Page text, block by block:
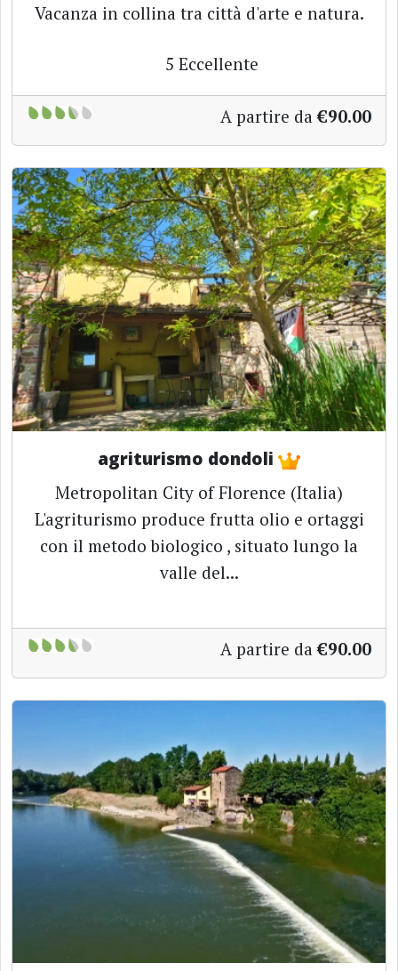
Vacanza in collina tra città d'arte e natura.
5 Eccellente
A partire da €90.00
agriturismo dondoli
Metropolitan City of Florence (Italia)
L'agriturismo produce frutta olio e ortaggi
con il metodo biologico , situato lungo la
valle del...
A partire da €90.00